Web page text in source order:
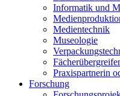
Informatik und
Medientechnik
Museologie
Praxispartnerin
Forschung